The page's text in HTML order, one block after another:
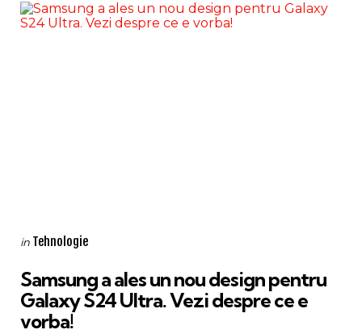
Categories
Posted
in Tehnologie
Samsung a ales un nou design pentru
Galaxy S24 Ultra. Vezi despre ce e
vorba!